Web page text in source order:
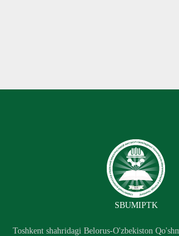
SBUMIPTK
Toshkent shahridagi Belorus-O'zbekiston